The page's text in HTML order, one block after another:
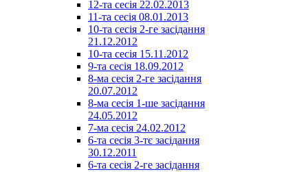
12-та сесія 22.02.2013
11-та сесія 08.01.2013
10-та сесія 2-ге засідання
21.12.2012
10-та сесія 15.11.2012
9-та сесія 18.09.2012
8-ма сесія 2-ге засідання
20.07.2012
8-ма сесія 1-ше засідання
24.05.2012
7-ма сесія 24.02.2012
6-та сесія 3-тє засідання
30.12.2011
6-та сесія 2-ге засідання